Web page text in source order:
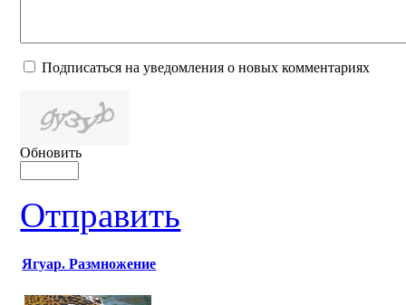
Подписаться на уведомления о новых комментариях
Обновить
Отправить
Ягуар. Размножение